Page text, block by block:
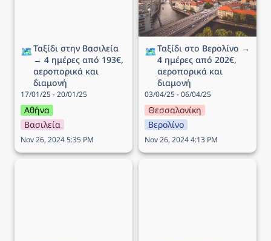
🗺️Ταξίδι στην Βασιλεία
→ 4 ημέρες από 193€,
αεροπορικά και
διαμονή
17/01/25 - 20/01/25
Αθήνα
Βασιλεία
Nov 26, 2024 5:35 PM
🗺️Ταξίδι στο Βερολίνο →
4 ημέρες από 202€,
αεροπορικά και
διαμονή
03/04/25 - 06/04/25
Θεσσαλονίκη
Βερολίνο
Nov 26, 2024 4:13 PM